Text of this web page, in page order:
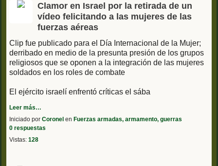
Clamor en Israel por la retirada de un
vídeo felicitando a las mujeres de las
fuerzas aéreas
Clip fue publicado para el Día Internacional de la Mujer;
derribado en medio de la presunta presión de los grupos
religiosos que se oponen a la integración de las mujeres
soldados en los roles de combate
El ejército israelí enfrentó críticas el sába
Leer más…
Iniciado por Coronel en Fuerzas armadas, armamento, guerras
0 respuestas
Vistas: 128